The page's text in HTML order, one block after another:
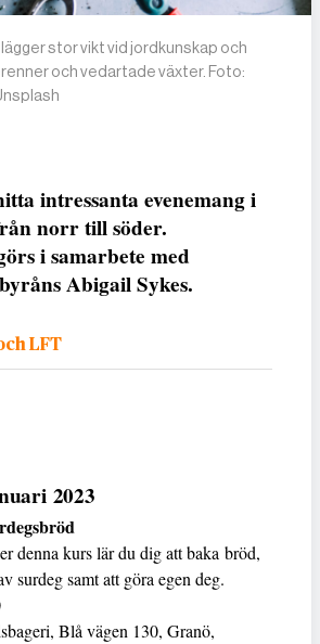
stor vikt vid jordkunskap och
och vedartade växter. Foto:
intressanta evenemang i
norr till söder.
i samarbete med
Abigail Sykes.
LFT
2023
denna kurs lär du dig att baka bröd,
surdeg samt att göra egen deg.
Blå vägen 130, Granö,